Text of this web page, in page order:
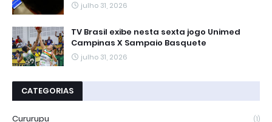
julho 31, 2026
TV Brasil exibe nesta sexta jogo Unimed
Campinas X Sampaio Basquete
julho 31, 2026
CATEGORIAS
Cururupu (1)